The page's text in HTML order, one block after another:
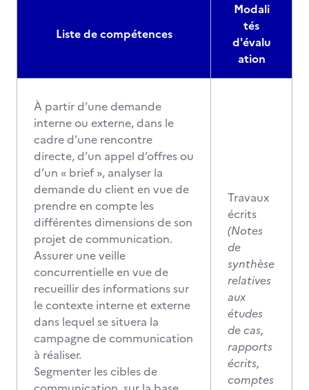
Liste de compétences
Modali
tés
d'évalu
ation
À partir d’une demande
interne ou externe, dans le
cadre d’une rencontre
directe, d’un appel d’offres ou
d’un « brief », analyser la
demande du client en vue de
prendre en compte les
différentes dimensions de son
projet de communication.
Assurer une veille
concurrentielle en vue de
recueillir des informations sur
le contexte interne et externe
dans lequel se situera la
campagne de communication
à réaliser.
Segmenter les cibles de
Travaux
écrits
(Notes
de
synthèse
relatives
aux
études
de cas,
rapports
écrits,
comptes